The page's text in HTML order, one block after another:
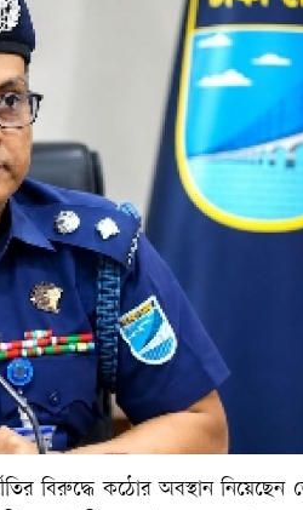
বিরুদ্ধে কঠোর অবস্থান নিয়েছেন